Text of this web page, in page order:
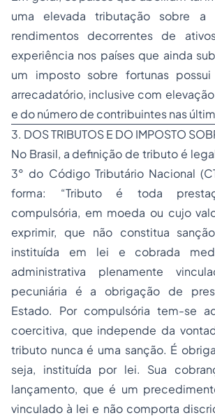
uma elevada tributação sobre a
rendimentos decorrentes de
experiência nos países que ainda
um imposto sobre fortunas
arrecadatório, inclusive com
e do número de contribuintes nas
3. DOS TRIBUTOS E DO IMPOSTO
No Brasil, a definição de tributo é
3° do Código Tributário Nacional
forma: “Tributo é toda
compulsória, em moeda ou cujo
exprimir, que não constitua
instituída em lei e cobrada
administrativa plenamente
pecuniária é a obrigação de
Estado. Por compulsória tem-se
coercitiva, que independe da
tributo nunca é uma sanção. É
seja, instituída por lei. Sua
lançamento, que é um
vinculado à lei e não comporta